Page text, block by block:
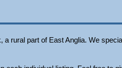
rural part of East Anglia. We